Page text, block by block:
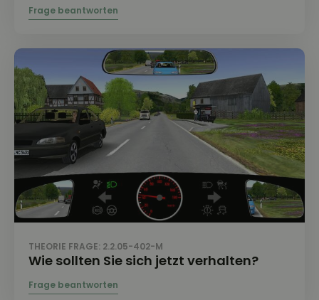
THEORIE FRAGE: 2.2.05-402-M
Wie sollten Sie sich jetzt verhalten?